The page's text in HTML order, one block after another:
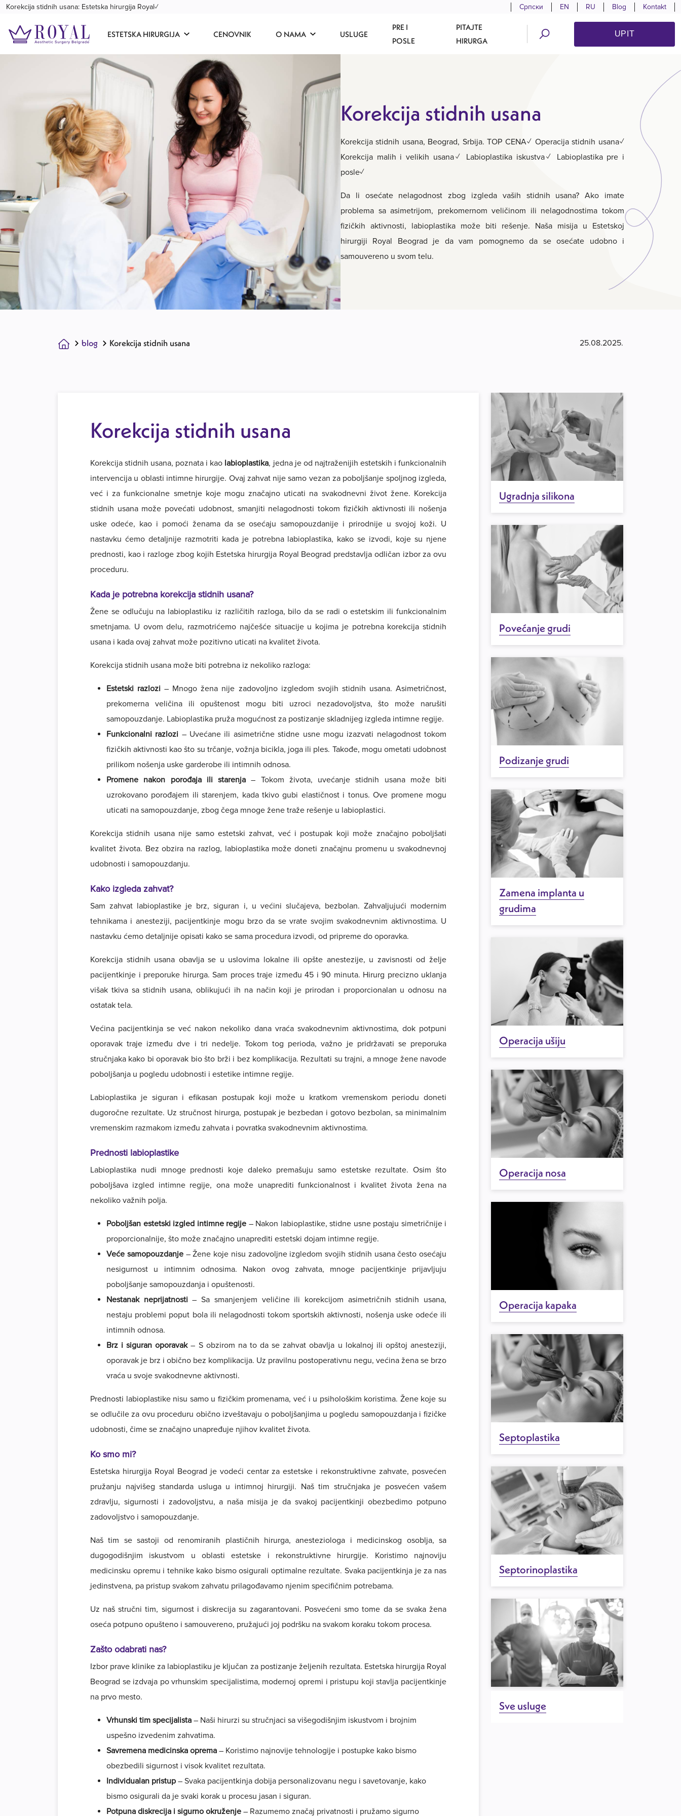
Korekcija stidnih usana: Estetska hirurgija Royal✓ Српски EN RU Blog Kontakt
ESTETSKA HIRURGIJA CENOVNIK O NAMA USLUGE
PRE I
POSLE
PITAJTE
HIRURGA
UPIT
Korekcija stidnih usana
Korekcija stidnih usana, Beograd, Srbija. TOP CENA✓ Operacija stidnih usana✓
Korekcija malih i velikih usana✓ Labioplastika iskustva✓ Labioplastika pre i
posle✓
Da li osećate nelagodnost zbog izgleda vaših stidnih usana? Ako imate
problema sa asimetrijom, prekomernom veličinom ili nelagodnostima tokom
fizičkih aktivnosti, labioplastika može biti rešenje. Naša misija u Estetskoj
hirurgiji Royal Beograd je da vam pomognemo da se osećate udobno i
samouvereno u svom telu.
blog Korekcija stidnih usana 25.08.2025.
Korekcija stidnih usana
Korekcija stidnih usana, poznata i kao labioplastika, jedna je od najtraženijih estetskih i funkcionalnih
intervencija u oblasti intimne hirurgije. Ovaj zahvat nije samo vezan za poboljšanje spoljnog izgleda,
već i za funkcionalne smetnje koje mogu značajno uticati na svakodnevni život žene. Korekcija
stidnih usana može povećati udobnost, smanjiti nelagodnosti tokom fizičkih aktivnosti ili nošenja
uske odeće, kao i pomoći ženama da se osećaju samopouzdanije i prirodnije u svojoj koži. U
nastavku ćemo detaljnije razmotriti kada je potrebna labioplastika, kako se izvodi, koje su njene
prednosti, kao i razloge zbog kojih Estetska hirurgija Royal Beograd predstavlja odličan izbor za ovu
proceduru.
Kada je potrebna korekcija stidnih usana?
Žene se odlučuju na labioplastiku iz različitih razloga, bilo da se radi o estetskim ili funkcionalnim
smetnjama. U ovom delu, razmotrićemo najčešće situacije u kojima je potrebna korekcija stidnih
usana i kada ovaj zahvat može pozitivno uticati na kvalitet života.
Korekcija stidnih usana može biti potrebna iz nekoliko razloga:
Estetski razlozi – Mnogo žena nije zadovoljno izgledom svojih stidnih usana. Asimetričnost,
prekomerna veličina ili opuštenost mogu biti uzroci nezadovoljstva, što može narušiti
samopouzdanje. Labioplastika pruža mogućnost za postizanje skladnijeg izgleda intimne regije.
Funkcionalni razlozi – Uvećane ili asimetrične stidne usne mogu izazvati nelagodnost tokom
fizičkih aktivnosti kao što su trčanje, vožnja bicikla, joga ili ples. Takođe, mogu ometati udobnost
prilikom nošenja uske garderobe ili intimnih odnosa.
Promene nakon porođaja ili starenja – Tokom života, uvećanje stidnih usana može biti
uzrokovano porođajem ili starenjem, kada tkivo gubi elastičnost i tonus. Ove promene mogu
uticati na samopouzdanje, zbog čega mnoge žene traže rešenje u labioplastici.
Korekcija stidnih usana nije samo estetski zahvat, već i postupak koji može značajno poboljšati
kvalitet života. Bez obzira na razlog, labioplastika može doneti značajnu promenu u svakodnevnoj
udobnosti i samopouzdanju.
Kako izgleda zahvat?
Sam zahvat labioplastike je brz, siguran i, u većini slučajeva, bezbolan. Zahvaljujući modernim
tehnikama i anesteziji, pacijentkinje mogu brzo da se vrate svojim svakodnevnim aktivnostima. U
nastavku ćemo detaljnije opisati kako se sama procedura izvodi, od pripreme do oporavka.
Korekcija stidnih usana obavlja se u uslovima lokalne ili opšte anestezije, u zavisnosti od želje
pacijentkinje i preporuke hirurga. Sam proces traje između 45 i 90 minuta. Hirurg precizno uklanja
višak tkiva sa stidnih usana, oblikujući ih na način koji je prirodan i proporcionalan u odnosu na
ostatak tela.
Većina pacijentkinja se već nakon nekoliko dana vraća svakodnevnim aktivnostima, dok potpuni
oporavak traje između dve i tri nedelje. Tokom tog perioda, važno je pridržavati se preporuka
stručnjaka kako bi oporavak bio što brži i bez komplikacija. Rezultati su trajni, a mnoge žene navode
poboljšanja u pogledu udobnosti i estetike intimne regije.
Labioplastika je siguran i efikasan postupak koji može u kratkom vremenskom periodu doneti
dugoročne rezultate. Uz stručnost hirurga, postupak je bezbedan i gotovo bezbolan, sa minimalnim
vremenskim razmakom između zahvata i povratka svakodnevnim aktivnostima.
Prednosti labioplastike
Labioplastika nudi mnoge prednosti koje daleko premašuju samo estetske rezultate. Osim što
poboljšava izgled intimne regije, ona može unaprediti funkcionalnost i kvalitet života žena na
nekoliko važnih polja.
Poboljšan estetski izgled intimne regije – Nakon labioplastike, stidne usne postaju simetričnije i
proporcionalnije, što može značajno unaprediti estetski dojam intimne regije.
Veće samopouzdanje– Žene koje nisu zadovoljne izgledom svojih stidnih usana često osećaju
nesigurnost u intimnim odnosima. Nakon ovog zahvata, mnoge pacijentkinje prijavljuju
poboljšanje samopouzdanja i opuštenosti.
Nestanak neprijatnosti – Sa smanjenjem veličine ili korekcijom asimetričnih stidnih usana,
nestaju problemi poput bola ili nelagodnosti tokom sportskih aktivnosti, nošenja uske odeće ili
intimnih odnosa.
Brz i siguran oporavak– S obzirom na to da se zahvat obavlja u lokalnoj ili opštoj anesteziji,
oporavak je brz i obično bez komplikacija. Uz pravilnu postoperativnu negu, većina žena se brzo
vraća u svoje svakodnevne aktivnosti.
Prednosti labioplastike nisu samo u fizičkim promenama, već i u psihološkim koristima. Žene koje su
se odlučile za ovu proceduru obično izveštavaju o poboljšanjima u pogledu samopouzdanja i fizičke
udobnosti, čime se značajno unapređuje njihov kvalitet života.
Ko smo mi?
Estetska hirurgija Royal Beograd je vodeći centar za estetske i rekonstruktivne zahvate, posvećen
pružanju najvišeg standarda usluga u intimnoj hirurgiji. Naš tim stručnjaka je posvećen vašem
zdravlju, sigurnosti i zadovoljstvu, a naša misija je da svakoj pacijentkinji obezbedimo potpuno
zadovoljstvo i samopouzdanje.
Naš tim se sastoji od renomiranih plastičnih hirurga, anesteziologa i medicinskog osoblja, sa
dugogodišnjim iskustvom u oblasti estetske i rekonstruktivne hirurgije. Koristimo najnoviju
medicinsku opremu i tehnike kako bismo osigurali optimalne rezultate. Svaka pacijentkinja je za nas
jedinstvena, pa pristup svakom zahvatu prilagođavamo njenim specifičnim potrebama.
Uz naš stručni tim, sigurnost i diskrecija su zagarantovani. Posvećeni smo tome da se svaka žena
oseća potpuno opušteno i samouvereno, pružajući joj podršku na svakom koraku tokom procesa.
Zašto odabrati nas?
Izbor prave klinike za labioplastiku je ključan za postizanje željenih rezultata. Estetska hirurgija Royal
Beograd se izdvaja po vrhunskim specijalistima, modernoj opremi i pristupu koji stavlja pacijentkinje
na prvo mesto.
Vrhunski tim specijalista – Naši hirurzi su stručnjaci sa višegodišnjim iskustvom i brojnim
uspešno izvedenim zahvatima.
Savremena medicinska oprema – Koristimo najnovije tehnologije i postupke kako bismo
obezbedili sigurnost i visok kvalitet rezultata.
Individualan pristup – Svaka pacijentkinja dobija personalizovanu negu i savetovanje, kako
bismo osigurali da je svaki korak u procesu jasan i siguran.
Potpuna diskrecija i sigurno okruženje – Razumemo značaj privatnosti i pružamo sigurno
Ugradnja silikona
Povećanje grudi
Podizanje grudi
Zamena implanta u
grudima
Operacija ušiju
Operacija nosa
Operacija kapaka
Septoplastika
Septorinoplastika
Sve usluge